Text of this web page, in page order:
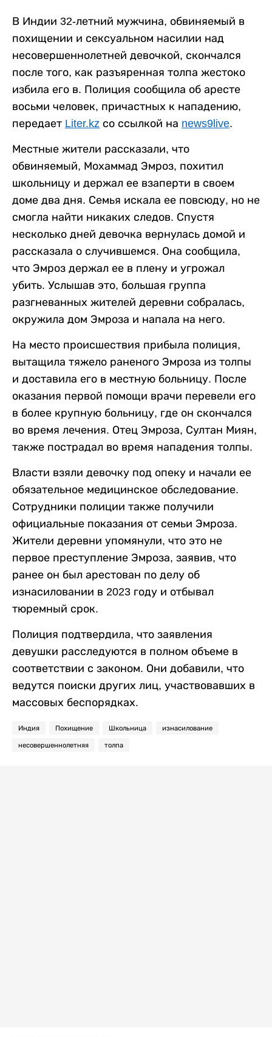
В Индии 32-летний мужчина, обвиняемый в
похищении и сексуальном насилии над
несовершеннолетней девочкой, скончался
после того, как разъяренная толпа жестоко
избила его в. Полиция сообщила об аресте
восьми человек, причастных к нападению,
передает Liter.kz со ссылкой на news9live.
Местные жители рассказали, что
обвиняемый, Мохаммад Эмроз, похитил
школьницу и держал ее взаперти в своем
доме два дня. Семья искала ее повсюду, но не
смогла найти никаких следов. Спустя
несколько дней девочка вернулась домой и
рассказала о случившемся. Она сообщила,
что Эмроз держал ее в плену и угрожал
убить. Услышав это, большая группа
разгневанных жителей деревни собралась,
окружила дом Эмроза и напала на него.
На место происшествия прибыла полиция,
вытащила тяжело раненого Эмроза из толпы
и доставила его в местную больницу. После
оказания первой помощи врачи перевели его
в более крупную больницу, где он скончался
во время лечения. Отец Эмроза, Султан Миян,
также пострадал во время нападения толпы.
Власти взяли девочку под опеку и начали ее
обязательное медицинское обследование.
Сотрудники полиции также получили
официальные показания от семьи Эмроза.
Жители деревни упомянули, что это не
первое преступление Эмроза, заявив, что
ранее он был арестован по делу об
изнасиловании в 2023 году и отбывал
тюремный срок.
Полиция подтвердила, что заявления
девушки расследуются в полном объеме в
соответствии с законом. Они добавили, что
ведутся поиски других лиц, участвовавших в
массовых беспорядках.
Индия Похищение Школьница изнасилование
несовершеннолетняя толпа